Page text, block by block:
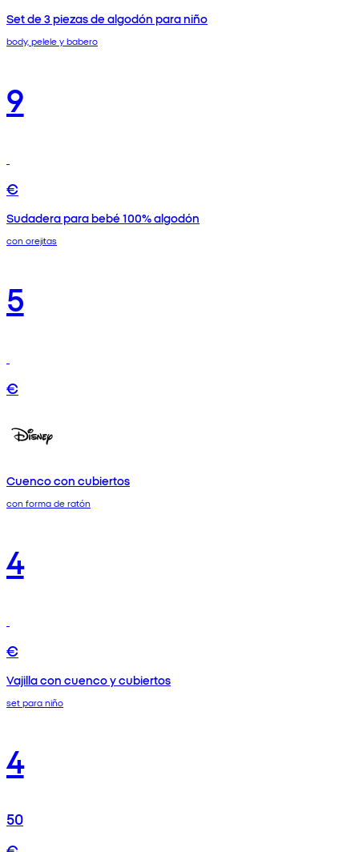
Set de 3 piezas de algodón para niño
body, pelele y babero
9
€
Sudadera para bebé 100% algodón
con orejitas
5
€
Cuenco con cubiertos
con forma de ratón
4
€
Vajilla con cuenco y cubiertos
set para niño
4
50